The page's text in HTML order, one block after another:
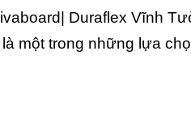
Duraflex Vĩnh
một trong những lựa